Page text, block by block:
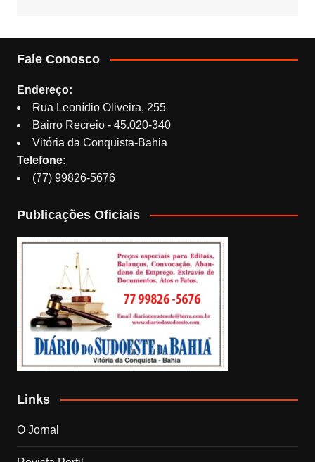
Fale Conosco
Endereço:
Rua Leonídio Oliveira, 255
Bairro Recreio - 45.020-340
Vitória da Conquista-Bahia
Telefone:
(77) 99826-5676
Publicações Oficiais
Links
O Jornal